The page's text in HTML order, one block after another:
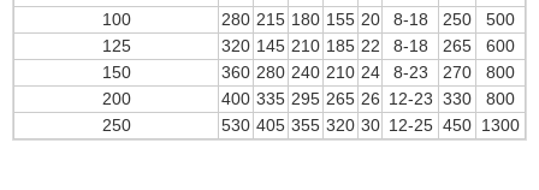
100
280 215 180 155 20 8-18 250
500
125
320 145 210 185 22 8-18 265
600
150
360 280 240 210 24 8-23 270
800
200
400 335 295 265 26 12-23 330
800
250
530 405 355 320 30 12-25 450 1300